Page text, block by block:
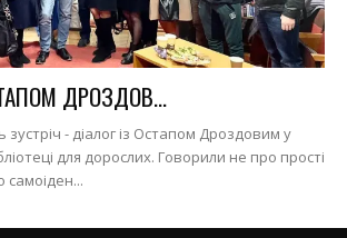
ДРОЗДОВ...
зустріч - діалог із Остапом Дроздовим у
для дорослих. Говорили не про прості
самоіден...